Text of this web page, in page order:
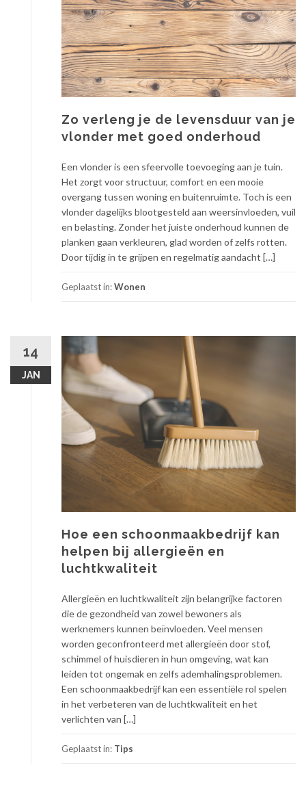
Zo verleng je de levensduur van je
vlonder met goed onderhoud
Een vlonder is een sfeervolle toevoeging aan je tuin.
Het zorgt voor structuur, comfort en een mooie
overgang tussen woning en buitenruimte. Toch is een
vlonder dagelijks blootgesteld aan weersinvloeden, vuil
en belasting. Zonder het juiste onderhoud kunnen de
planken gaan verkleuren, glad worden of zelfs rotten.
Door tijdig in te grijpen en regelmatig aandacht […]
Geplaatst in:Wonen
14
JAN
Hoe een schoonmaakbedrijf kan
helpen bij allergieën en
luchtkwaliteit
Allergieën en luchtkwaliteit zijn belangrijke factoren
die de gezondheid van zowel bewoners als
werknemers kunnen beïnvloeden. Veel mensen
worden geconfronteerd met allergieën door stof,
schimmel of huisdieren in hun omgeving, wat kan
leiden tot ongemak en zelfs ademhalingsproblemen.
Een schoonmaakbedrijf kan een essentiële rol spelen
in het verbeteren van de luchtkwaliteit en het
verlichten van […]
Geplaatst in: Tips